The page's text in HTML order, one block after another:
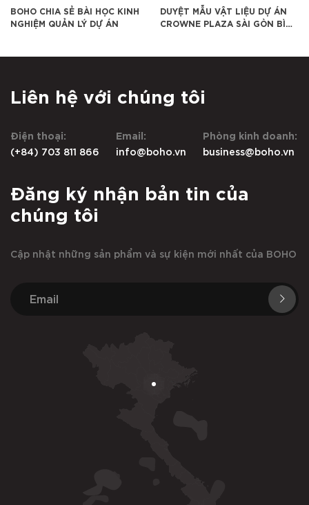
CHIA SẺ BÀI HỌC KINH
QUẢN LÝ DỰ ÁN
DUYỆT MẪU VẬT LIỆU DỰ ÁN
CROWNE PLAZA SÀI GÒN BÌNH
Liên hệ với chúng tôi
Điện thoại:
(+84) 703 811 866
Email:
info@boho.vn
Phòng kinh doanh:
business@boho.vn
Đăng ký nhận bản tin của
chúng tôi
Cập nhật những sản phẩm và sự kiện mới nhất của BOHO